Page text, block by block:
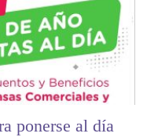
ponerse al día